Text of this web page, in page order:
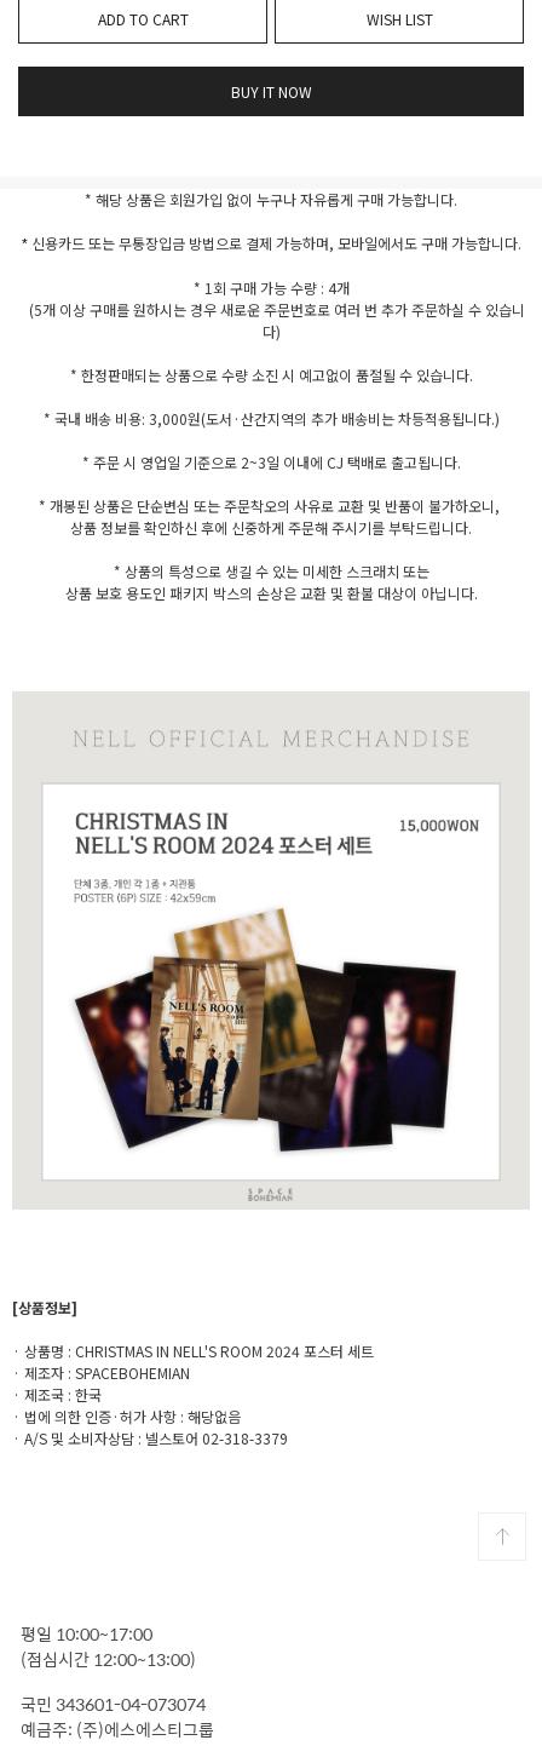
ADD TO CART WISH LIST
BUY IT NOW
* 해당 상품은 회원가입 없이 누구나 자유롭게 구매 가능합니다.
* 신용카드 또는 무통장입금 방법으로 결제 가능하며, 모바일에서도 구매 가능합니다.
* 1회 구매 가능 수량 : 4개
(5개 이상 구매를 원하시는 경우 새로운 주문번호로 여러 번 추가 주문하실 수 있습니
다)
* 한정판매되는 상품으로 수량 소진 시 예고없이 품절될 수 있습니다.
* 국내 배송 비용: 3,000원(도서·산간지역의 추가 배송비는 차등적용됩니다.)
* 주문 시 영업일 기준으로 2~3일 이내에 CJ 택배로 출고됩니다.
* 개봉된 상품은 단순변심 또는 주문착오의 사유로 교환 및 반품이 불가하오니,
상품 정보를 확인하신 후에 신중하게 주문해 주시기를 부탁드립니다.
* 상품의 특성으로 생길 수 있는 미세한 스크래치 또는
상품 보호 용도인 패키지 박스의 손상은 교환 및 환불 대상이 아닙니다.
[상품정보]
· 상품명 : CHRISTMAS IN NELL'S ROOM 2024 포스터 세트
· 제조자 : SPACEBOHEMIAN
· 제조국 : 한국
· 법에 의한 인증·허가 사항 : 해당없음
· A/S 및 소비자상담 : 넬스토어 02-318-3379
평일 10:00~17:00
(점심시간 12:00~13:00)
국민 343601-04-073074
예금주: (주)에스에스티그룹